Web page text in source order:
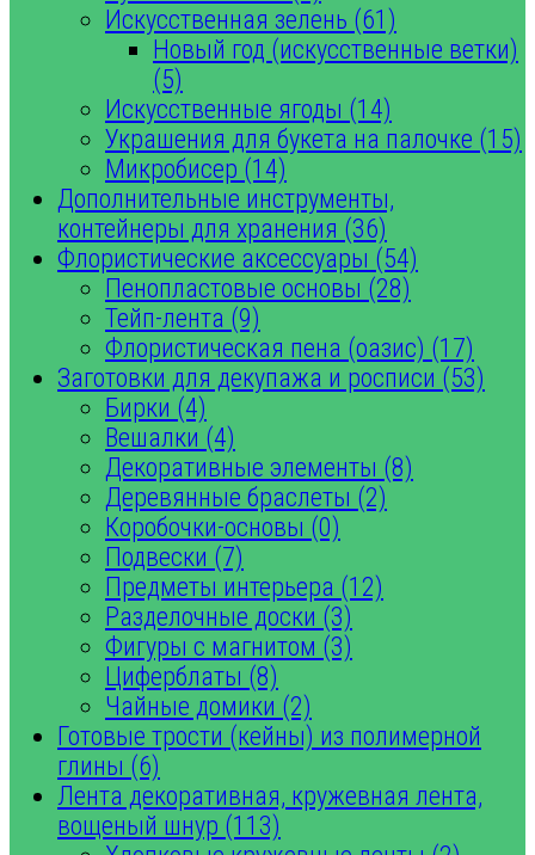
Искусственная зелень (61)
Новый год (искусственные ветки)
(5)
Искусственные ягоды (14)
Украшения для букета на палочке (15)
Микробисер (14)
Дополнительные инструменты,
контейнеры для хранения (36)
Флористические аксессуары (54)
Пенопластовые основы (28)
Тейп-лента (9)
Флористическая пена (оазис) (17)
Заготовки для декупажа и росписи (53)
Бирки (4)
Вешалки (4)
Декоративные элементы (8)
Деревянные браслеты (2)
Коробочки-основы (0)
Подвески (7)
Предметы интерьера (12)
Разделочные доски (3)
Фигуры с магнитом (3)
Циферблаты (8)
Чайные домики (2)
Готовые трости (кейны) из полимерной
глины (6)
Лента декоративная, кружевная лента,
вощеный шнур (113)